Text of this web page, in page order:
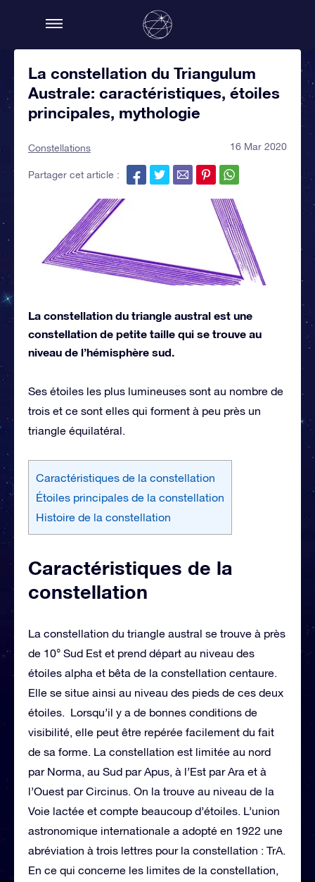
La constellation du Triangulum
Australe: caractéristiques, étoiles
principales, mythologie
Constellations 16 Mar 2020
Partager cet article :
La constellation du triangle austral est une
constellation de petite taille qui se trouve au
niveau de l’hémisphère sud.
Ses étoiles les plus lumineuses sont au nombre de
trois et ce sont elles qui forment à peu près un
triangle équilatéral.
Caractéristiques de la constellation
Étoiles principales de la constellation
Histoire de la constellation
Caractéristiques de la
constellation
La constellation du triangle austral se trouve à près
de 10° Sud Est et prend départ au niveau des
étoiles alpha et bêta de la constellation centaure.
Elle se situe ainsi au niveau des pieds de ces deux
étoiles. Lorsqu’il y a de bonnes conditions de
visibilité, elle peut être repérée facilement du fait
de sa forme. La constellation est limitée au nord
par Norma, au Sud par Apus, à l’Est par Ara et à
l’Ouest par Circinus. On la trouve au niveau de la
Voie lactée et compte beaucoup d’étoiles. L’union
astronomique internationale a adopté en 1922 une
abréviation à trois lettres pour la constellation : TrA.
En ce qui concerne les limites de la constellation,